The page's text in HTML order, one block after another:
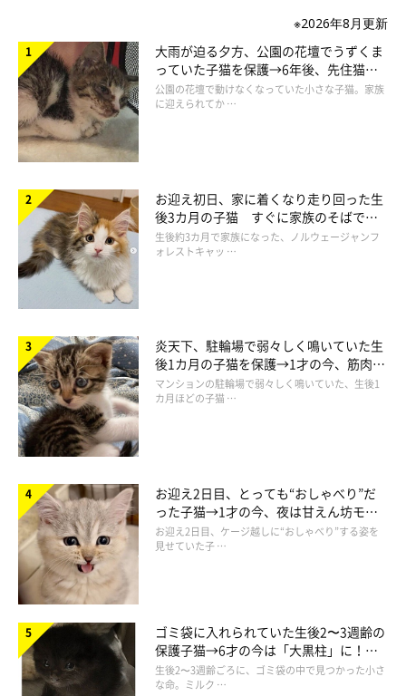
※2026年8月更新
大雨が迫る夕方、公園の花壇でうずくま
っていた子猫を保護→6年後、先住猫
と“姉妹”のような関係に
公園の花壇で動けなくなっていた小さな子猫。家族
に迎えられてか …
お迎え初日、家に着くなり走り回った生
後3カ月の子猫 すぐに家族のそばで落
ち着く姿に「迎えてよかった」
生後約3カ月で家族になった、ノルウェージャンフ
ォレストキャッ …
炎天下、駐輪場で弱々しく鳴いていた生
後1カ月の子猫を保護→1才の今、筋肉質
でツンデレなコに成長
マンションの駐輪場で弱々しく鳴いていた、生後1
カ月ほどの子猫 …
お迎え2日目、とっても“おしゃべり”だ
った子猫→1才の今、夜は甘えん坊モー
ドになるコに成長！
お迎え2日目、ケージ越しに“おしゃべり”する姿を
見せていた子 …
ゴミ袋に入れられていた生後2〜3週齢の
保護子猫→6才の今は「大黒柱」に！
美しい黒猫に成長した姿にグッとくる
生後2〜3週齢ごろに、ゴミ袋の中で見つかった小さ
な命。ミルク …